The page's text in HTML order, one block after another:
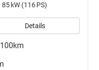
85 kW (116 PS)
Details